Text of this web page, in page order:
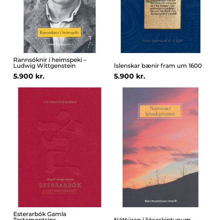
Rannsóknir í heimspeki –
Ludwig Wittgenstein
5.900 kr.
Íslenskar bænir fram um 1600
5.900 kr.
Esterarbók Gamla